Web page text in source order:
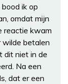
ik op
omdat mijn
reactie kwam
wilde betalen
dit niet in de
Na een
dat er een